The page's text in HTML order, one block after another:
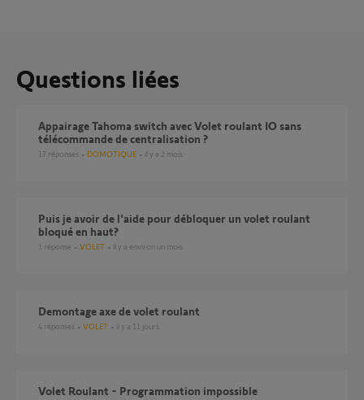
Questions liées
Appairage Tahoma switch avec Volet roulant IO sans
télécommande de centralisation ?
17 réponses DOMOTIQUE il y a 2 mois
Puis je avoir de l'aide pour débloquer un volet roulant
bloqué en haut?
1 réponse VOLET il y a environ un mois
Demontage axe de volet roulant
4 réponses VOLET il y a 11 jours
Volet Roulant - Programmation impossible